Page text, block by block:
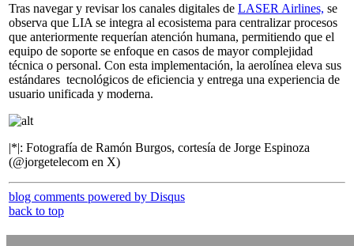
Tras navegar y revisar los canales digitales de LASER Airlines, se
observa que LIA se integra al ecosistema para centralizar procesos
que anteriormente requerían atención humana, permitiendo que el
equipo de soporte se enfoque en casos de mayor complejidad
técnica o personal. Con esta implementación, la aerolínea eleva sus
estándares tecnológicos de eficiencia y entrega una experiencia de
usuario unificada y moderna.
|*|: Fotografía de Ramón Burgos, cortesía de Jorge Espinoza
(@jorgetelecom en X)
blog comments powered by Disqus
back to top